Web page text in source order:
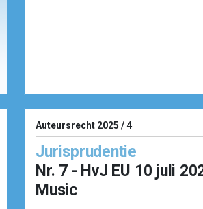
Auteursrecht 2025 / 4
Jurisprudentie
Nr. 7 - HvJ EU 10 juli
Music